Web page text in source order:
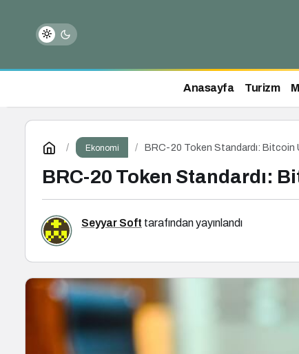
Anasayfa Turizm
Ekonomi BRC-20 Token Standardı: Bitcoin
BRC-20 Token Standardı:
Seyyar Soft tarafından yayınlandı